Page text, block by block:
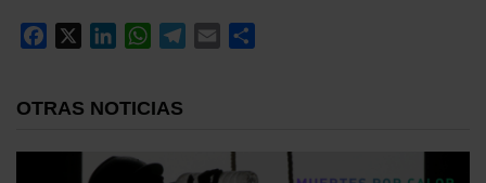
Facebook
LinkedInWhatsApp
Telegram
Email
OTRAS NOTICIAS